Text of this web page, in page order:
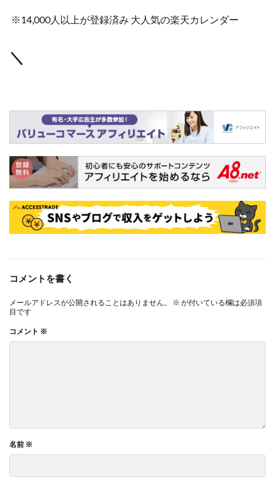
※14,000人以上が登録済み 大人気の楽天カレンダー
＼
コメントを書く
メールアドレスが公開されることはありません。 ※ が付いている欄は必須項
目です
コメント ※
名前 ※